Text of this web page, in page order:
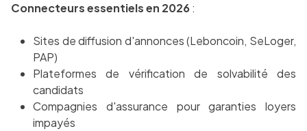
Connecteurs essentiels en 2026 :
Sites de diffusion d'annonces (Leboncoin, SeLoger,
PAP)
Plateformes de vérification de solvabilité des
candidats
Compagnies d'assurance pour garanties loyers
impayés